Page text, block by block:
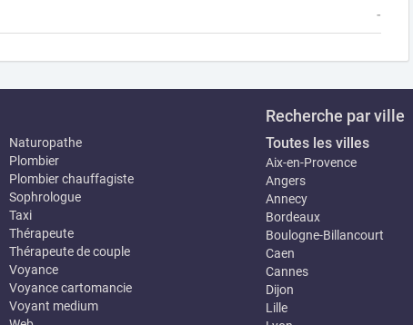
-
Naturopathe
Plombier
Plombier chauffagiste
Sophrologue
Taxi
Thérapeute
Thérapeute de couple
Voyance
Voyance cartomancie
Voyant medium
Recherche par ville
Toutes les villes
Aix-en-Provence
Angers
Annecy
Bordeaux
Boulogne-Billancourt
Caen
Cannes
Dijon
Lille